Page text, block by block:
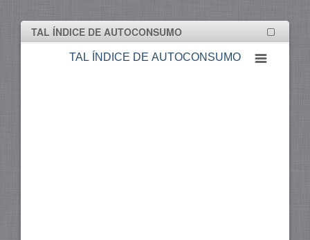
TAL ÍNDICE DE AUTOCONSUMO
TAL ÍNDICE DE AUTOCONSUMO